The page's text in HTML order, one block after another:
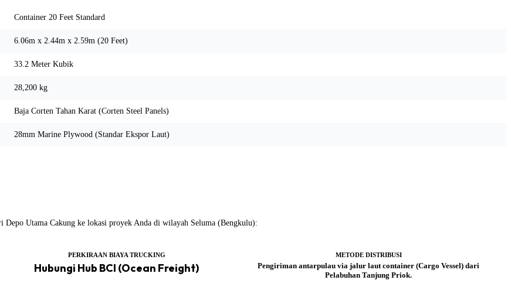
Container 20 Feet Standard
6.06m x 2.44m x 2.59m (20 Feet)
33.2 Meter Kubik
28,200 kg
Baja Corten Tahan Karat (Corten Steel Panels)
28mm Marine Plywood (Standar Ekspor Laut)
Utama Cakung ke lokasi proyek Anda di wilayah Seluma (Bengkulu):
PERKIRAAN BIAYA TRUCKING
Hubungi Hub BCI (Ocean Freight)
METODE DISTRIBUSI
Pengiriman antarpulau via jalur laut container (Cargo Vessel) dari
Pelabuhan Tanjung Priok.